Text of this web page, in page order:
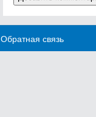
Обратная связь